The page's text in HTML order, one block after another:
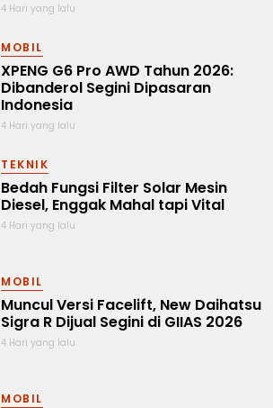
4 Hari yang lalu
MOBIL
XPENG G6 Pro AWD Tahun 2026:
Dibanderol Segini Dipasaran
Indonesia
4 Hari yang lalu
TEKNIK
Bedah Fungsi Filter Solar Mesin
Diesel, Enggak Mahal tapi Vital
4 Hari yang lalu
MOBIL
Muncul Versi Facelift, New Daihatsu
Sigra R Dijual Segini di GIIAS 2026
4 Hari yang lalu
MOBIL